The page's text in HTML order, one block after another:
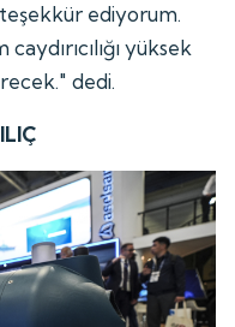
ediyorum.
yüksek
dedi.